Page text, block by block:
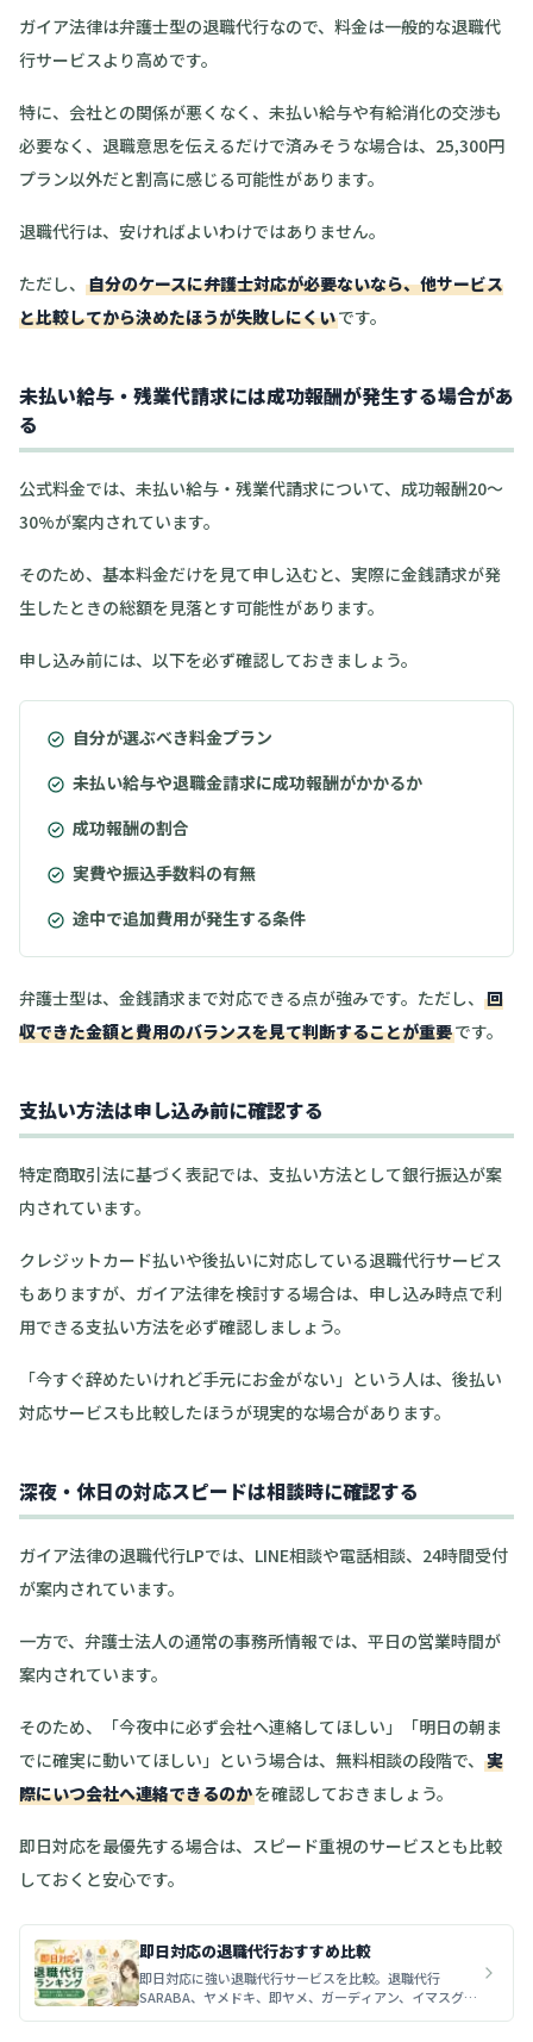
ガイア法律は弁護士型の退職代行なので、料金は一般的な退職代
行サービスより高めです。
特に、会社との関係が悪くなく、未払い給与や有給消化の交渉も
必要なく、退職意思を伝えるだけで済みそうな場合は、25,300円
プラン以外だと割高に感じる可能性があります。
退職代行は、安ければよいわけではありません。
ただし、 自分のケースに弁護士対応が必要ないなら、他サービス
と比較してから決めたほうが失敗しにくいです。
未払い給与・残業代請求には成功報酬が発生する場合があ
る
公式料金では、未払い給与・残業代請求について、成功報酬20〜
30%が案内されています。
そのため、基本料金だけを見て申し込むと、実際に金銭請求が発
生したときの総額を見落とす可能性があります。
申し込み前には、以下を必ず確認しておきましょう。
自分が選ぶべき料金プラン
未払い給与や退職金請求に成功報酬がかかるか
成功報酬の割合
実費や振込手数料の有無
途中で追加費用が発生する条件
弁護士型は、金銭請求まで対応できる点が強みです。ただし、 回
収できた金額と費用のバランスを見て判断することが重要です。
支払い方法は申し込み前に確認する
特定商取引法に基づく表記では、支払い方法として銀行振込が案
内されています。
クレジットカード払いや後払いに対応している退職代行サービス
もありますが、ガイア法律を検討する場合は、申し込み時点で利
用できる支払い方法を必ず確認しましょう。
「今すぐ辞めたいけれど手元にお金がない」という人は、後払い
対応サービスも比較したほうが現実的な場合があります。
深夜・休日の対応スピードは相談時に確認する
ガイア法律の退職代行LPでは、LINE相談や電話相談、24時間受付
が案内されています。
一方で、弁護士法人の通常の事務所情報では、平日の営業時間が
案内されています。
そのため、「今夜中に必ず会社へ連絡してほしい」「明日の朝ま
でに確実に動いてほしい」という場合は、無料相談の段階で、 実
際にいつ会社へ連絡できるのかを確認しておきましょう。
即日対応を最優先する場合は、スピード重視のサービスとも比較
しておくと安心です。
即日対応の退職代行おすすめ比較
即日対応に強い退職代行サービスを比較。退職代行
SARABA、ヤメドキ、即ヤメ、ガーディアン、イマスグヤ